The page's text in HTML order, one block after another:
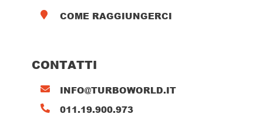
 COME RAGGIUNGERCI
CONTATTI
 INFO@TURBOWORLD.IT
 011.19.900.973